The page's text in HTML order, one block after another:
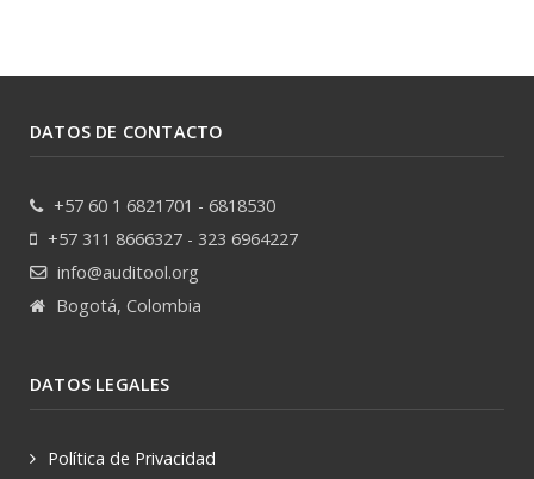
DATOS DE CONTACTO
+57 60 1 6821701 - 6818530
+57 311 8666327 - 323 6964227
info@auditool.org
Bogotá, Colombia
DATOS LEGALES
Política de Privacidad